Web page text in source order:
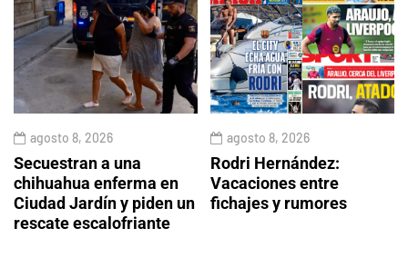
agosto 8, 2026
Secuestran a una
chihuahua enferma en
Ciudad Jardín y piden un
rescate escalofriante
agosto 8, 2026
Rodri Hernández:
Vacaciones entre
fichajes y rumores